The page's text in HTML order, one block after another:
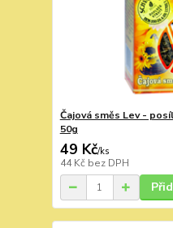
Čajová směs Lev -
50g
49 Kč/ks
44 Kč bez DPH